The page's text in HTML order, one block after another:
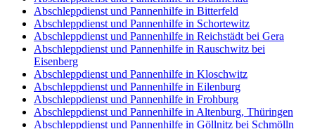
Abschleppdienst und Pannenhilfe in Bitterfeld
Abschleppdienst und Pannenhilfe in Schortewitz
Abschleppdienst und Pannenhilfe in Reichstädt bei Gera
Abschleppdienst und Pannenhilfe in Rauschwitz bei
Eisenberg
Abschleppdienst und Pannenhilfe in Kloschwitz
Abschleppdienst und Pannenhilfe in Eilenburg
Abschleppdienst und Pannenhilfe in Frohburg
Abschleppdienst und Pannenhilfe in Altenburg, Thüringen
Abschleppdienst und Pannenhilfe in Göllnitz bei Schmölln